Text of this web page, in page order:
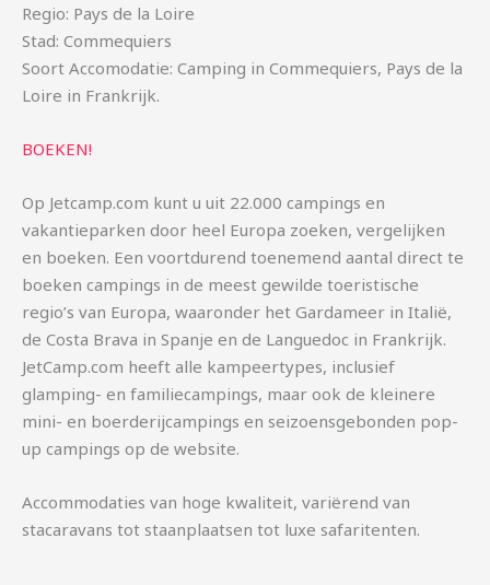
Regio: Pays de la Loire
Stad: Commequiers
Soort Accomodatie: Camping in Commequiers, Pays de la
Loire in Frankrijk.
BOEKEN!
Op Jetcamp.com kunt u uit 22.000 campings en
vakantieparken door heel Europa zoeken, vergelijken
en boeken. Een voortdurend toenemend aantal direct te
boeken campings in de meest gewilde toeristische
regio’s van Europa, waaronder het Gardameer in Italië,
de Costa Brava in Spanje en de Languedoc in Frankrijk.
JetCamp.com heeft alle kampeertypes, inclusief
glamping- en familiecampings, maar ook de kleinere
mini- en boerderijcampings en seizoensgebonden pop-
up campings op de website.
Accommodaties van hoge kwaliteit, variërend van
stacaravans tot staanplaatsen tot luxe safaritenten.